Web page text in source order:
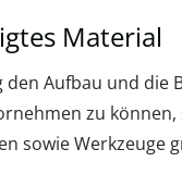
Material
den Aufbau und die
zu
sowie Werkzeuge